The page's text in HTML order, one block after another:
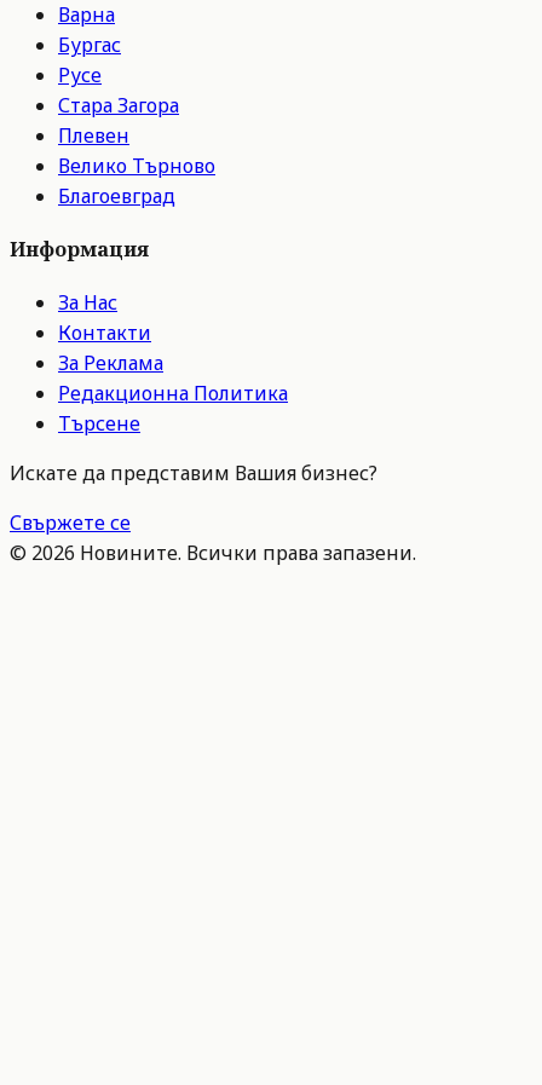
Варна
Бургас
Русе
Стара Загора
Плевен
Велико Търново
Благоевград
Информация
За Нас
Контакти
За Реклама
Редакционна Политика
Търсене
Искате да представим Вашия бизнес?
Свържете се
© 2026 Новините. Всички права запазени.